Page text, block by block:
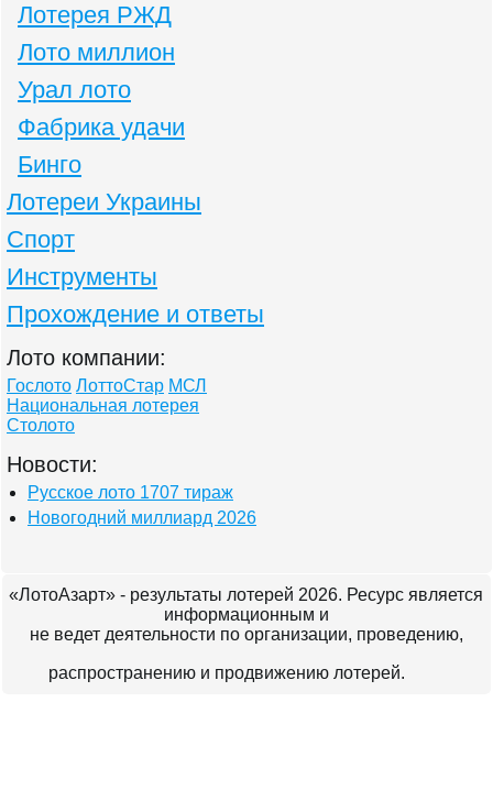
Лотерея РЖД
Лото миллион
Урал лото
Фабрика удачи
Бинго
Лотереи Украины
Спорт
Инструменты
Прохождение и ответы
Лото компании:
Гослото ЛоттоСтар МСЛ
Национальная лотерея
Столото
Новости:
Русское лото 1707 тираж
Новогодний миллиард 2026
«ЛотоАзарт» - результаты лотерей 2026. Ресурс является
информационным и
не ведет деятельности по организации, проведению,
распространению и продвижению лотерей.